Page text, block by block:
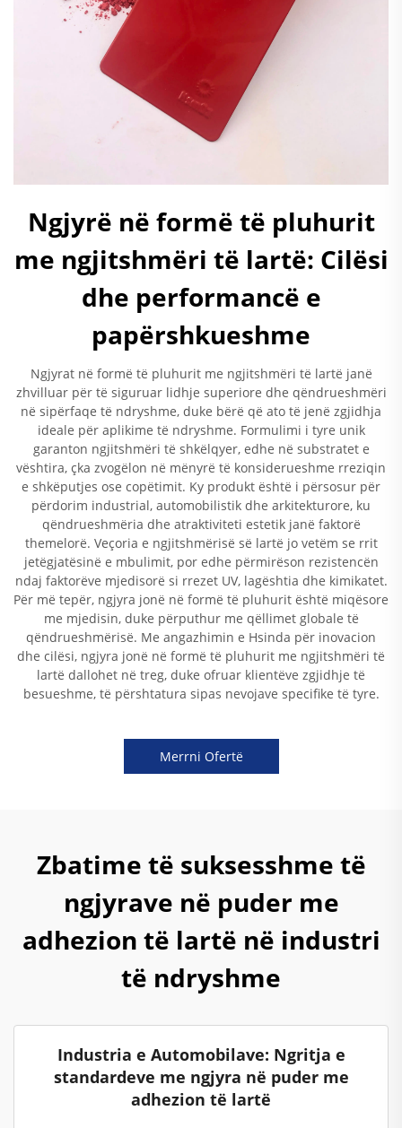
Ngjyrë në formë të pluhurit
me ngjitshmëri të lartë: Cilësi
dhe performancë e
papërshkueshme
Ngjyrat në formë të pluhurit me ngjitshmëri të lartë janë
zhvilluar për të siguruar lidhje superiore dhe qëndrueshmëri
në sipërfaqe të ndryshme, duke bërë që ato të jenë zgjidhja
ideale për aplikime të ndryshme. Formulimi i tyre unik
garanton ngjitshmëri të shkëlqyer, edhe në substratet e
vështira, çka zvogëlon në mënyrë të konsiderueshme rreziqin
e shkëputjes ose copëtimit. Ky produkt është i përsosur për
përdorim industrial, automobilistik dhe arkitekturore, ku
qëndrueshmëria dhe atraktiviteti estetik janë faktorë
themelorë. Veçoria e ngjitshmërisë së lartë jo vetëm se rrit
jetëgjatësinë e mbulimit, por edhe përmirëson rezistencën
ndaj faktorëve mjedisorë si rrezet UV, lagështia dhe kimikatet.
Për më tepër, ngjyra jonë në formë të pluhurit është miqësore
me mjedisin, duke përputhur me qëllimet globale të
qëndrueshmërisë. Me angazhimin e Hsinda për inovacion
dhe cilësi, ngjyra jonë në formë të pluhurit me ngjitshmëri të
lartë dallohet në treg, duke ofruar klientëve zgjidhje të
besueshme, të përshtatura sipas nevojave specifike të tyre.
Merrni Ofertë
Zbatime të suksesshme të
ngjyrave në puder me
adhezion të lartë në industri
të ndryshme
Industria e Automobilave: Ngritja e
standardeve me ngjyra në puder me
adhezion të lartë